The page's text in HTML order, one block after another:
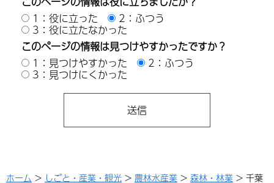
1：役に立った
2：ふつう
3：役に立たなかった
このページの情報は見つけやすかったですか？
1：見つけやすかった
2：ふつう
3：見つけにくかった
ホーム > しごと・産業・観光 > 農林水産業 > 森林・林業 > 千葉